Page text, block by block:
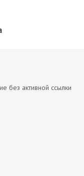
без активной ссылки